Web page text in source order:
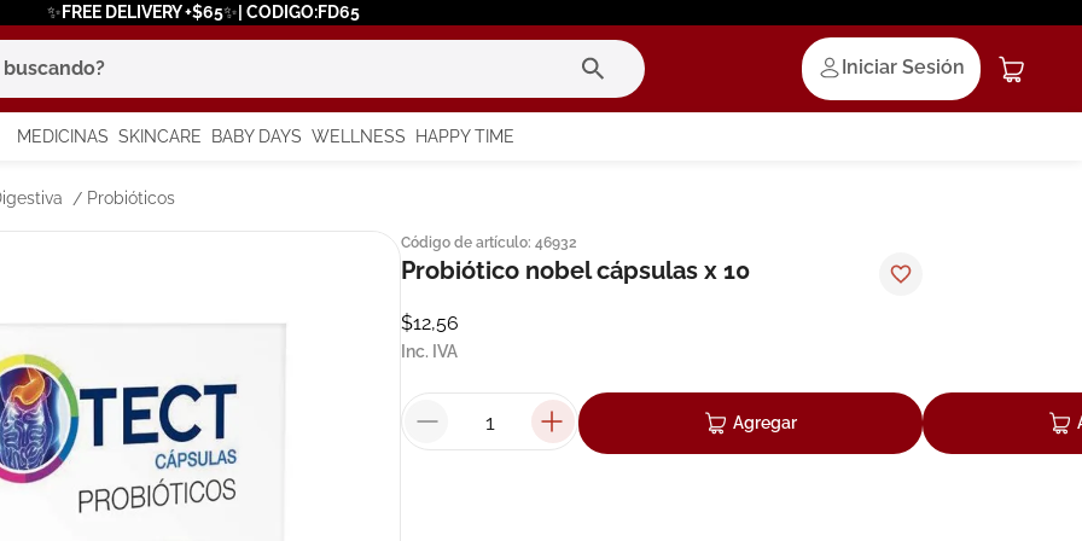
✨FREE DELIVERY +$65✨| CODIGO:FD65
Iniciar Sesión
MEDICINAS SKINCARE BABY DAYS WELLNESS HAPPY TIME
Probióticos
Código de artículo: 46932
Probiótico nobel cápsulas x 10
$12,56
Inc. IVA
Agregar
más buscados